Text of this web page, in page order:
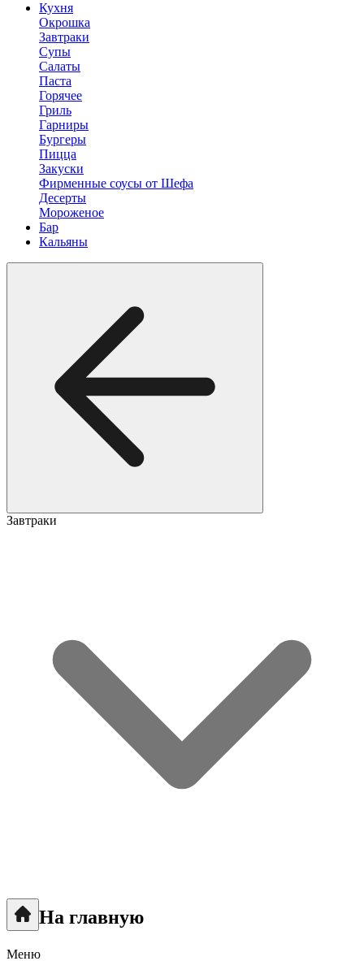
Кухня
Окрошка
Завтраки
Супы
Салаты
Паста
Горячее
Гриль
Гарниры
Бургеры
Пицца
Закуски
Фирменные соусы от Шефа
Десерты
Мороженое
Бар
Кальяны
Завтраки
На главную
Меню